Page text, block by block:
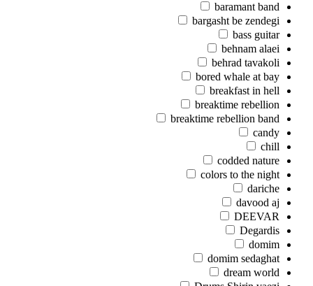
baramant band
bargasht be zendegi
bass guitar
behnam alaei
behrad tavakoli
bored whale at bay
breakfast in hell
breaktime rebellion
breaktime rebellion band
candy
chill
codded nature
colors to the night
dariche
davood aj
DEEVAR
Degardis
domim
domim sedaghat
dream world